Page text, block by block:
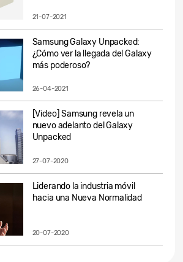
21-07-2021
Samsung Galaxy Unpacked:
¿Cómo ver la llegada del Galaxy
más poderoso?
26-04-2021
[Video] Samsung revela un
nuevo adelanto del Galaxy
Unpacked
27-07-2020
Liderando la industria móvil
hacia una Nueva Normalidad
20-07-2020